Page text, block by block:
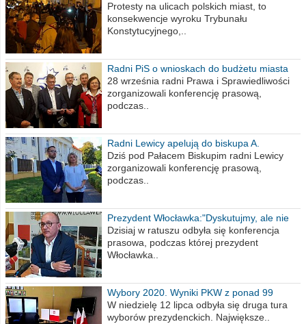
poselskim PiS
Protesty na ulicach polskich miast, to
konsekwencje wyroku Trybunału
Konstytucyjnego,..
Radni PiS o wnioskach do budżetu miasta
na 2021 rok
28 września radni Prawa i Sprawiedliwości
zorganizowali konferencję prasową,
podczas..
Radni Lewicy apelują do biskupa A.
Wiesława Meringa
Dziś pod Pałacem Biskupim radni Lewicy
zorganizowali konferencję prasową,
podczas..
Prezydent Włocławka:"Dyskutujmy, ale nie
obrażajmy się”
Dzisiaj w ratuszu odbyła się konferencja
prasowa, podczas której prezydent
Włocławka..
Wybory 2020. Wyniki PKW z ponad 99
procent obwodów
W niedzielę 12 lipca odbyła się druga tura
wyborów prezydenckich. Największe..